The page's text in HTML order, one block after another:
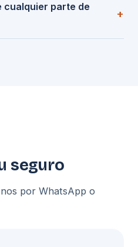
cualquier parte de
seguro
por WhatsApp o